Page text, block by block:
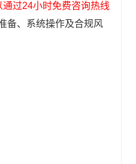
通过24小时免费咨询热线
备、系统操作及合规风